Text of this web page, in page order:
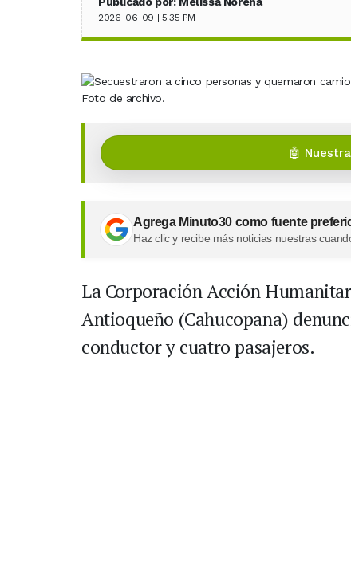
2026-06-09 | 5:35 PM
Foto de archivo.
🤖
Agrega Minuto30 como fuente
Haz clic y recibe más noticias nuestras
La Corporación Acción
Antioqueño (Cahucopana)
conductor y cuatro pasajeros.